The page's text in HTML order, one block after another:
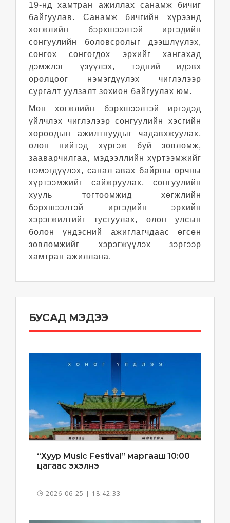
19-нд хамтран ажиллах санамж бичиг
байгуулав. Санамж бичгийн хүрээнд
хөгжлийн бэрхшээлтэй иргэдийн
сонгуулийн боловсролыг дээшлүүлэх,
сонгох сонгогдох эрхийг хангахад
дэмжлэг үзүүлэх, тэдний идэвх
оролцоог нэмэгдүүлэх чиглэлээр
сургалт уулзалт зохион байгуулах юм.
Мөн хөгжлийн бэрхшээлтэй иргэдэд
үйлчлэх чиглэлээр сонгуулийн хэсгийн
хороодын ажилтнуудыг чадавхжуулах,
олон нийтэд хүргэж буй зөвлөмж,
зааварчилгаа, мэдээллийн хүртээмжийг
нэмэгдүүлэх, санал авах байрны орчны
хүртээмжийг сайжруулах, сонгуулийн
хууль тогтоомжид хөгжлийн
бэрхшээлтэй иргэдийн эрхийн
хэрэгжилтийг тусгуулах, олон улсын
болон үндэсний ажиглагчдаас өгсөн
зөвлөмжийг хэрэгжүүлэх зэргээр
хамтран ажиллана.
БУСАД МЭДЭЭ
“Хуур Music Festival” маргааш 10:00
цагаас эхэлнэ
2026-06-25 | 18:42:33